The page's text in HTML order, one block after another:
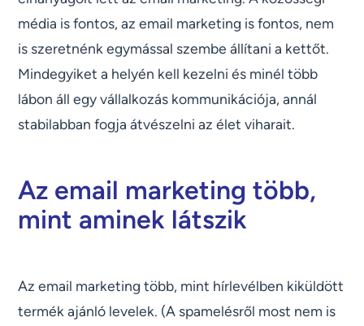
média is fontos, az email marketing is fontos, nem
is szeretnénk egymással szembe állítani a kettőt.
Mindegyiket a helyén kell kezelni és minél több
lábon áll egy vállalkozás kommunikációja, annál
stabilabban fogja átvészelni az élet viharait.
Az email marketing több,
mint aminek látszik
Az email marketing több, mint hírlevélben kiküldött
termék ajánló levelek. (A spamelésről most nem is